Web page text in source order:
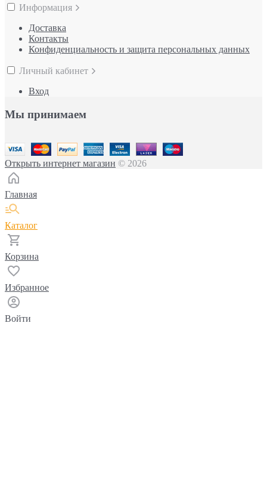
Информация
Доставка
Контакты
Конфиденциальность и защита персональных данных
Личный кабинет
Вход
Мы принимаем
Открыть интернет магазин © 2026
Главная
Каталог
Корзина
Избранное
Войти